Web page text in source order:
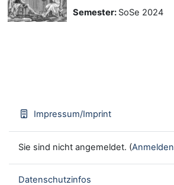
Semester: SoSe 2024
Impressum/Imprint
Sie sind nicht angemeldet. (Anmelden
Datenschutzinfos